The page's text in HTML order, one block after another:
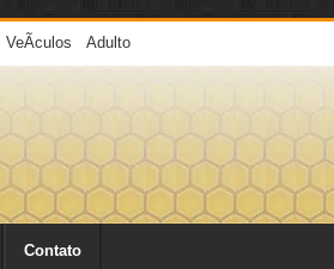
VeÃ­culos Adulto
Contato